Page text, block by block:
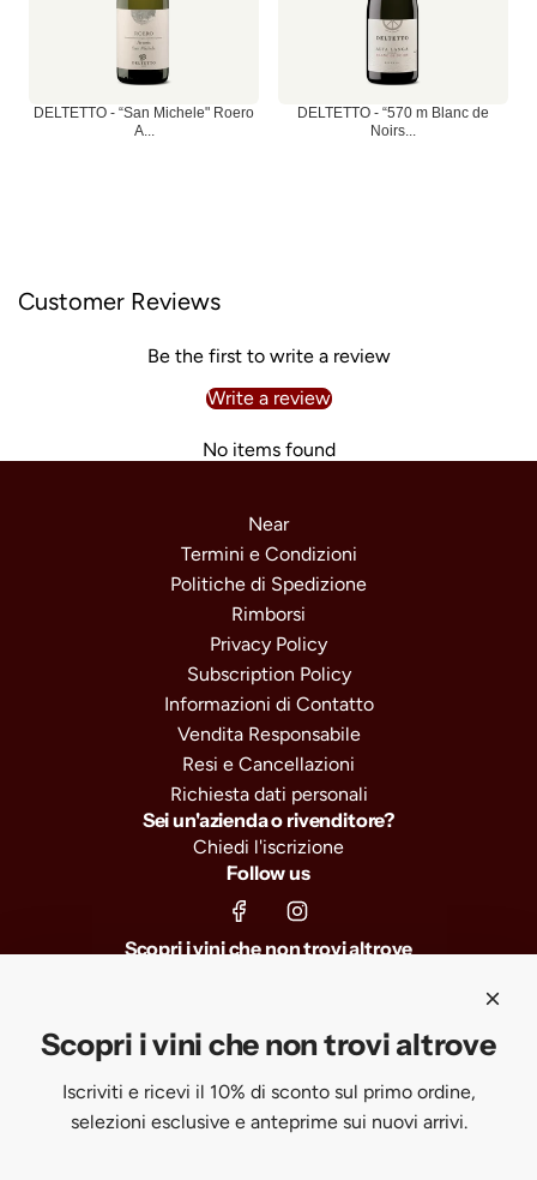
DELTETTO - “San Michele" Roero
A...
DELTETTO - “570 m Blanc de
Noirs...
Customer Reviews
Be the first to write a review
Write a review
No items found
Near
Termini e Condizioni
Politiche di Spedizione
Rimborsi
Privacy Policy
Subscription Policy
Informazioni di Contatto
Vendita Responsabile
Resi e Cancellazioni
Richiesta dati personali
Sei un'azienda o rivenditore?
Chiedi l'iscrizione
Follow us
Scopri i vini che non trovi altrove
SUBSCRIBE
Scopri i vini che non trovi altrove
Iscriviti e ricevi il 10% di sconto sul primo ordine,
selezioni esclusive e anteprime sui nuovi arrivi.